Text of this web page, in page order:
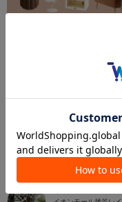
2025.12.13
WEB限定アイテムまとめ𓂃⚘ᐝ